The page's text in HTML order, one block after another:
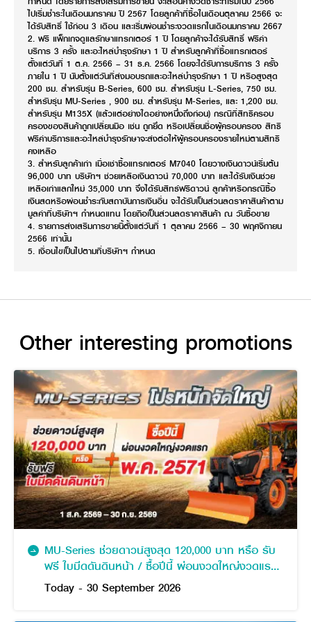
ไปเริ่มชำระในเดือนมกราคม ปี 2567 โดยลูกค้าที่ซื้อในเดือนตุลาคม 2566 จะ
ได้รับสิทธิ์ ใช้ก่อน 3 เดือน และเริ่มผ่อนชำระงวดแรกในเดือนมกราคม 2667
2. ฟรี แพ็กเกจดูแลรักษาแทรกเตอร์ 1 ปี โดยลูกค้าจะได้รับสิทธิ์ ฟรีค่า
บริการ 3 ครั้ง และอะไหล่บำรุงรักษา 1 ปี สำหรับลูกค้าที่ซื้อแทรกเตอร์
ตั้งแต่วันที่ 1 ต.ค. 2566 – 31 ธ.ค. 2566 โดยจะได้รับการบริการ 3 ครั้ง
ภายใน 1 ปี นับตั้งแต่วันที่ส่งมอบรถและอะไหล่บำรุงรักษา 1 ปี หรือสูงสุด
200 ชม. สำหรับรุ่น B-Series, 600 ชม. สำหรับรุ่น L-Series, 750 ชม.
สำหรับรุ่น MU-Series , 900 ชม. สำหรับรุ่น M-Series, และ 1,200 ชม.
สำหรับรุ่น M135X (แล้วแต่อย่างใดอย่างหนึ่งถึงก่อน) กรณีที่สิทธิครอบ
ครองของสินค้าถูกเปลี่ยนมือ เช่น ถูกยึด หรือเปลี่ยนชื่อผู้ครอบครอง สิทธิ
ฟรีค่าบริการและอะไหล่บำรุงรักษาจะส่งต่อให้ผู้ครอบครองรายใหม่ตามสิทธิ
คงเหลือ
3. สำหรับลูกค้าเก่า เมื่อเช่าซื้อแทรกเตอร์ M7040 โดยวางเงินดาวน์เริ่มต้น
96,000 บาท บริษัทฯ ช่วยเหลือเงินดาวน์ 70,000 บาท และได้รับเงินช่วย
เหลือเก่าแลกใหม่ 35,000 บาท จึงได้รับสิทธ์ฟรีดาวน์ ลูกค้าหรือกรณีซื้อ
เงินสดหรือผ่อนชำระกับสถาบันการเงินอื่น จะได้รับเป็นส่วนลดราคาสินค้าตาม
มูลค่าที่บริษัทฯ กำหนดแทน โดยถือเป็นส่วนลดราคาสินค้า ณ วันซื้อขาย
4. รายการส่งเสริมการขายนี้ตั้งแต่วันที่ 1 ตุลาคม 2566 – 30 พฤศจิกายน
2566 เท่านั้น
5. เงื่อนไขเป็นไปตามที่บริษัทฯ กำหนด
Other interesting promotions
MU-Series ช่วยดาวน์สูงสุด 120,000 บาท หรือ รับ
ฟรี ใบมีดดันดินหน้า / ซื้อปีนี้ ผ่อนงวดใหญ่งวดแรก
พฤษภาคม 2571
Today - 30 September 2026